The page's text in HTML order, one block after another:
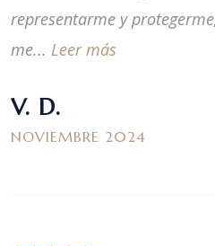
representarme y
me... Leer más
V. D.
NOVIEMBRE 2024